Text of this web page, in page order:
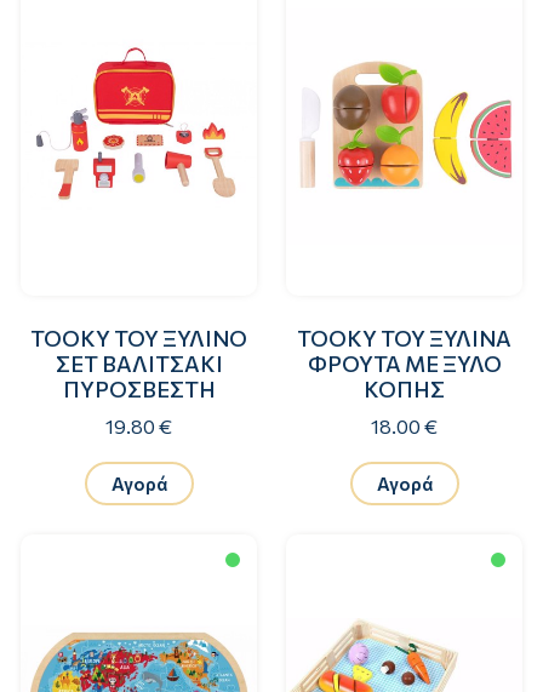
TOOKY TOY ΞΥΛΙΝΟ
ΣΕΤ ΒΑΛΙΤΣΑΚΙ
ΠΥΡΟΣΒΕΣΤΗ
19.80 €
Αγορά
TOOKY TOY ΞΥΛΙΝΑ
ΦΡΟΥΤΑ ΜΕ ΞΥΛΟ
ΚΟΠΗΣ
18.00 €
Αγορά